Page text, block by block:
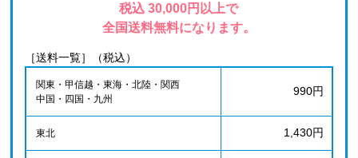
税込 30,000円以上で
全国送料無料になります。
［送料一覧］（税込）
関東・甲信越・東海・北陸・関西
中国・四国・九州
990円
東北 1,430円